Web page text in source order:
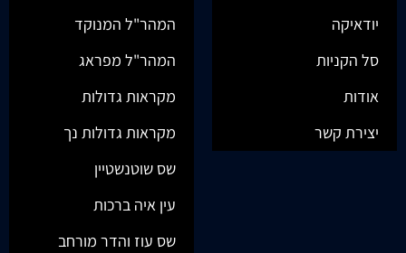
יודאיקה
סל הקניות
אודות
יצירת קשר
המהר"ל המנוקד
המהר"ל מפראג
מקראות גדולות
מקראות גדולות נך
שס שוטנשטיין
עין איה ברכות
שס עוז והדר מורחב